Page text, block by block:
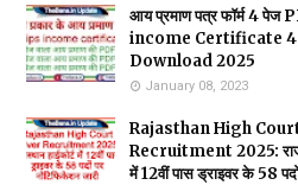
आय प्रमाण पत्र फॉर्म 4 पेज
income Certificate
Download 2025
January 08, 2023
Rajasthan High
Recruitment 2025:
में 12वीं पास ड्राइवर के 58